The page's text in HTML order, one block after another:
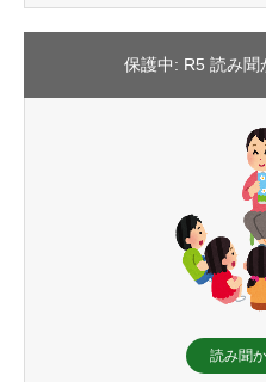
保護中: R5 読み聞
読み聞